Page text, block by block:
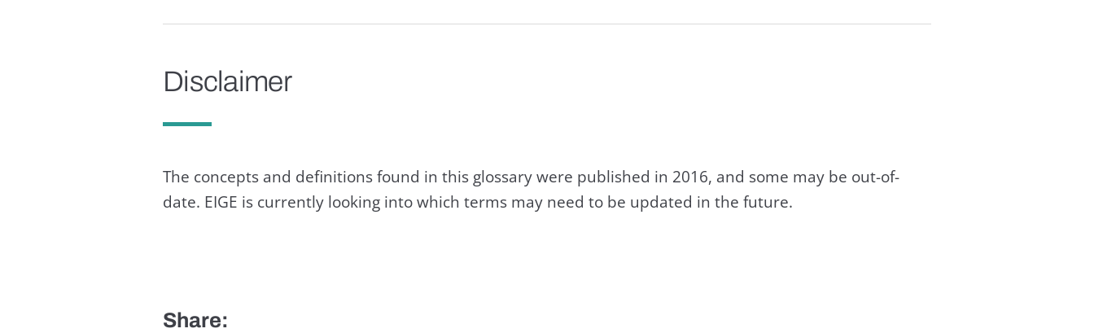
Disclaimer
The concepts and definitions found in this glossary were published in 2016, and some may be out-of-
date. EIGE is currently looking into which terms may need to be updated in the future.
Share: